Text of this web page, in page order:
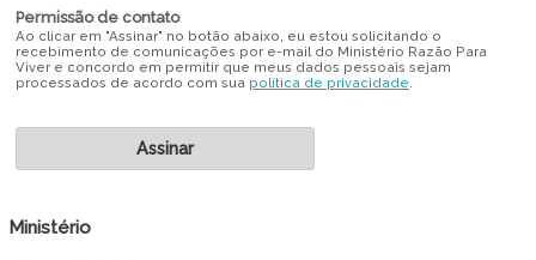
Permissão de contato
Ao clicar em "Assinar" no botão abaixo, eu estou solicitando o
recebimento de comunicações por e-mail do Ministério Razão Para
Viver e concordo em permitir que meus dados pessoais sejam
processados de acordo com sua política de privacidade.
Ministério